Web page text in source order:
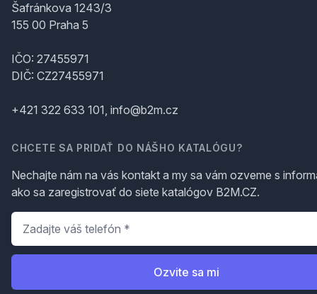
Šafránkova 1243/3
155 00 Praha 5
IČO: 27455971
DIČ: CZ27455971
+421 322 633 101, info@b2m.cz
CHCETE SA PRIDAŤ DO NÁŠHO KATALÓGU?
Nechajte nám na vás kontakt a my sa vám ozveme s
ako sa zaregistrovať do siete katalógov B2M.CZ.
Telefón
Ozvite sa mi